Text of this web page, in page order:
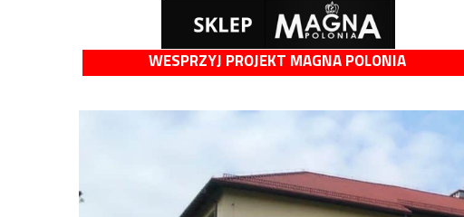
WESPRZYJ PROJEKT MAGNA POLONIA